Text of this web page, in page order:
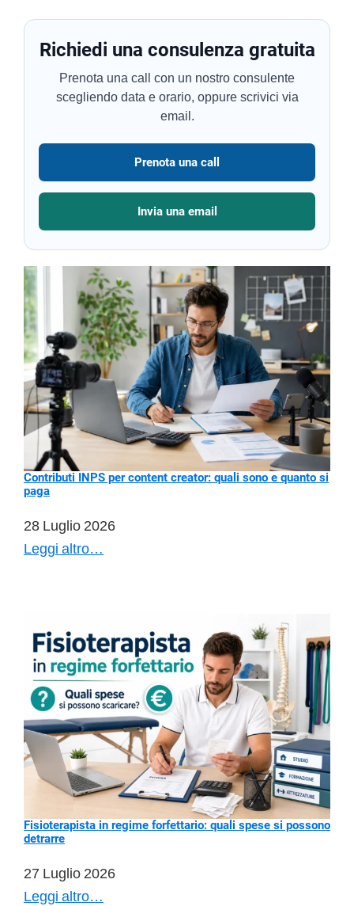
Richiedi una consulenza gratuita
Prenota una call con un nostro consulente
scegliendo data e orario, oppure scrivici via
email.
Prenota una call
Invia una email
Contributi INPS per content creator: quali sono e quanto si
paga
28 Luglio 2026
Leggi altro…
creator:
quali
sono
e
quanto
paga
Fisioterapista in regime forfettario: quali spese si possono
detrarre
27 Luglio 2026
Leggi altro…